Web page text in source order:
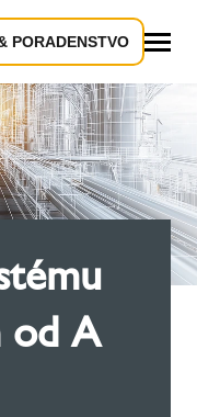
PORADENSTVO
od A